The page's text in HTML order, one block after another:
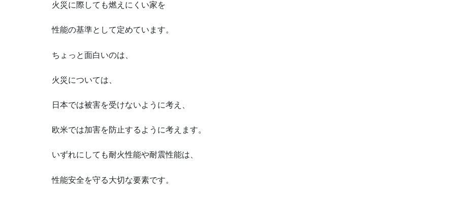
火災に際しても燃えにくい家を
性能の基準として定めています。
ちょっと面白いのは、
火災については、
日本では被害を受けないように考え、
欧米では加害を防止するように考えます。
いずれにしても耐火性能や耐震性能は、
性能安全を守る大切な要素です。